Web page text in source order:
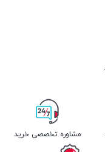
مشاوره تخصصی خرید